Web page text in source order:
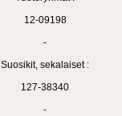
12-09198
-
Suosikit, sekalaiset :
127-38340
-